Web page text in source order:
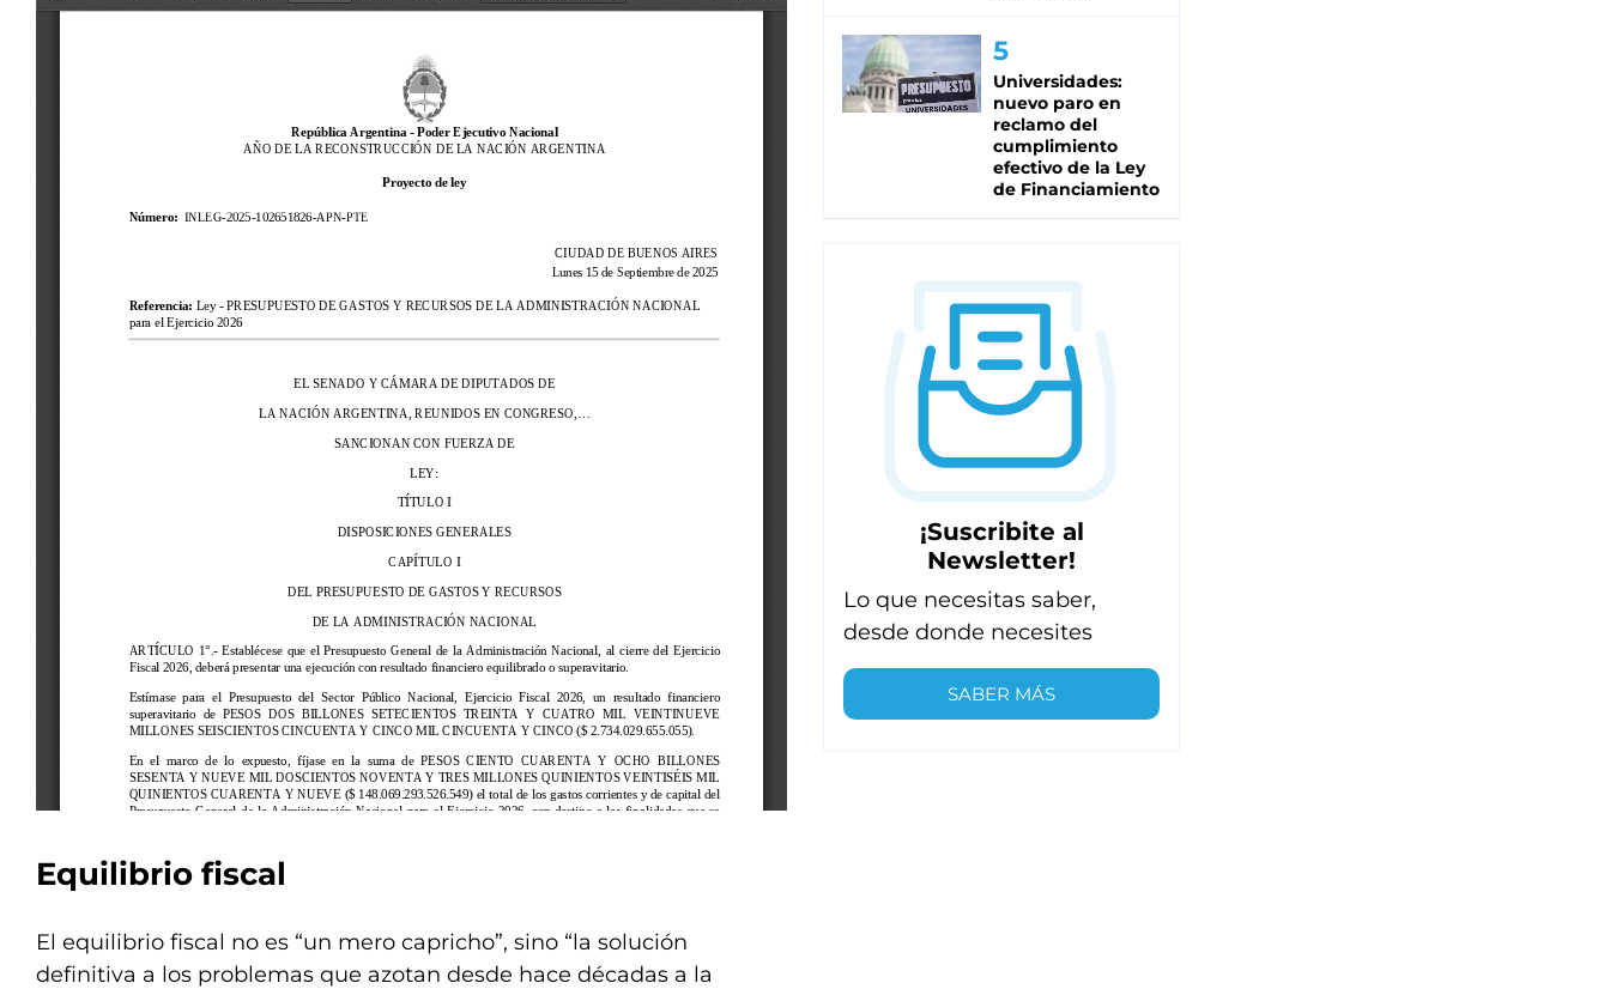
Equilibrio fiscal
El equilibrio fiscal no es “un mero capricho”, sino “la solución
definitiva a los problemas que azotan desde hace décadas a la
Universidades:
nuevo paro en
reclamo del
cumplimiento
efectivo de la Ley
de Financiamiento
¡Suscribite al
Newsletter!
Lo que necesitas saber,
desde donde necesites
SABER MÁS